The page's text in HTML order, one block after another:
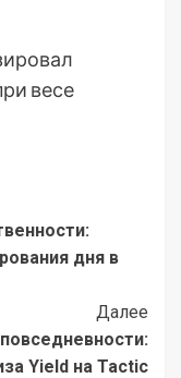
весе
дня в
Далее
Yield на Tactic